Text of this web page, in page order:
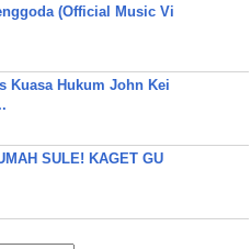
(Official Music Vi
Kuasa Hukum John Kei
SULE! KAGET GU